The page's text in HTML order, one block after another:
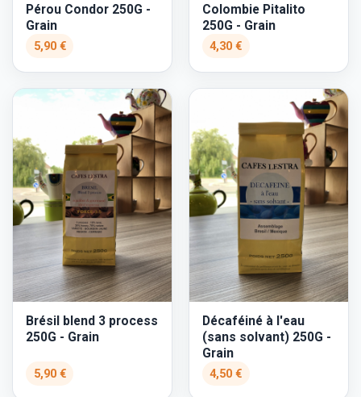
Pérou Condor 250G -
Grain
5,90 €
Colombie Pitalito
250G - Grain
4,30 €
Brésil blend 3 process
250G - Grain
5,90 €
Décaféiné à l'eau
(sans solvant) 250G -
Grain
4,50 €